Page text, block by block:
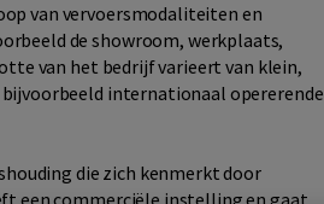
van vervoersmodaliteiten en
de showroom, werkplaats,
van het bedrijf varieert van klein,
internationaal opererende
die zich kenmerkt door
een commerciële instelling en gaat